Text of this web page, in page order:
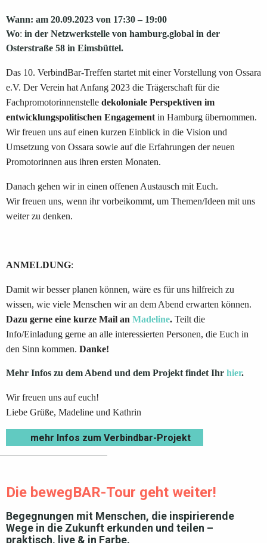
Wann: am 20.09.2023 von 17:30 – 19:00
Wo: in der Netzwerkstelle von hamburg.global in der
Osterstraße 58 in Eimsbüttel.
Das 10. VerbindBar-Treffen startet mit einer Vorstellung von Ossara
e.V. Der Verein hat Anfang 2023 die Trägerschaft für die
Fachpromotorinnenstelle dekoloniale Perspektiven im
entwicklungspolitischen Engagement in Hamburg übernommen.
Wir freuen uns auf einen kurzen Einblick in die Vision und
Umsetzung von Ossara sowie auf die Erfahrungen der neuen
Promotorinnen aus ihren ersten Monaten.
Danach gehen wir in einen offenen Austausch mit Euch.
Wir freuen uns, wenn ihr vorbeikommt, um Themen/Ideen mit uns
weiter zu denken.
ANMELDUNG:
Damit wir besser planen können, wäre es für uns hilfreich zu
wissen, wie viele Menschen wir an dem Abend erwarten können.
Dazu gerne eine kurze Mail an Madeline. Teilt die
Info/Einladung gerne an alle interessierten Personen, die Euch in
den Sinn kommen. Danke!
Mehr Infos zu dem Abend und dem Projekt findet Ihr hier.
Wir freuen uns auf euch!
Liebe Grüße, Madeline und Kathrin
mehr Infos zum Verbindbar-Projekt
Die bewegBAR-Tour geht weiter!
Begegnungen mit Menschen, die inspirierende
Wege in die Zukunft erkunden und teilen –
praktisch, live & in Farbe.